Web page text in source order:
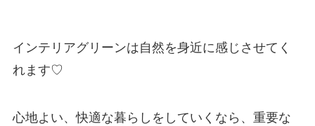
インテリアグリーンは自然を身近に感じさせてく
れます♡
心地よい、快適な暮らしをしていくなら、重要な